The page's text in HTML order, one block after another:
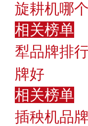
旋耕机哪
相关榜单
犁品牌排
牌好
相关榜单
插秧机品